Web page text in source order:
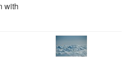
with